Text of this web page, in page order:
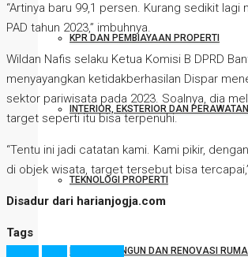
KPR DAN PEMBIAYAAN PROPERTI
INTERIOR, EKSTERIOR DAN
TEKNOLOGI PROPERTI
DESAIN, BANGUN DAN RENOVASI
“Artinya baru 99,1 persen. Kurang sedikit
PAD tahun 2023,” imbuhnya.
Wildan Nafis selaku Ketua Komisi B DPRD
menyayangkan ketidakberhasilan Dispar
sektor pariwisata pada 2023. Soalnya, dia
target seperti itu bisa terpenuhi.
“Tentu ini jadi catatan kami. Kami pikir,
di objek wisata, target tersebut bisa
Disadur dari harianjogja.com
Tags